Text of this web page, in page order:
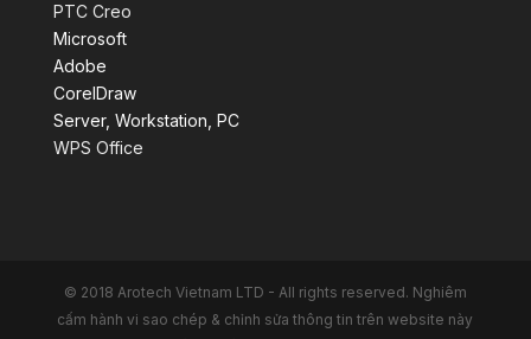
PTC Creo
Microsoft
Adobe
CorelDraw
Server, Workstation, PC
WPS Office
© 2018 Arotech Vietnam LTD - All rights reserved. Nghiêm
cấm hành vi sao chép & chỉnh sửa thông tin trên website này